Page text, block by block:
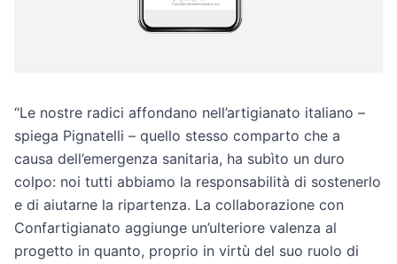
“Le nostre radici affondano nell’artigianato italiano –
spiega Pignatelli – quello stesso comparto che a
causa dell’emergenza sanitaria, ha subìto un duro
colpo: noi tutti abbiamo la responsabilità di sostenerlo
e di aiutarne la ripartenza. La collaborazione con
Confartigianato aggiunge un’ulteriore valenza al
progetto in quanto, proprio in virtù del suo ruolo di